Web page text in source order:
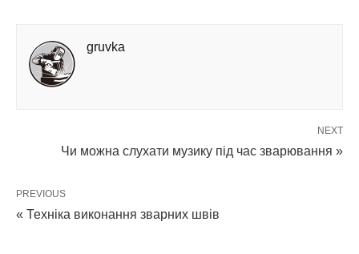
gruvka
NEXT
Чи можна слухати музику під час зварювання »
PREVIOUS
« Техніка виконання зварних швів